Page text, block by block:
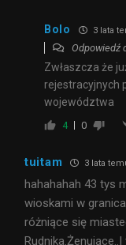
Bolo 3 lata
Odpowiedź
Zwłaszcza że
rejestracyjnych
województwa
4 0
tuitam 3 lata
hahahahah 43 tys
wioskami w
różniące się